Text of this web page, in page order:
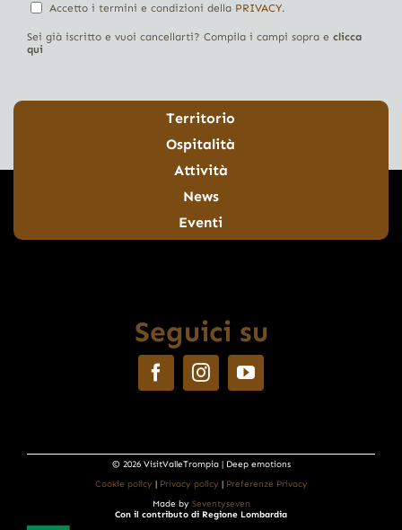
Accetto i termini e condizioni della PRIVACY.
Sei già iscritto e vuoi cancellarti? Compila i campi sopra e clicca
qui
Territorio
Ospitalità
Attività
News
Eventi
Seguici su
© 2026 VisitValleTrompia | Deep emotions
Cookie policy
Privacy policy
Preferenze Privacy
Made by Seventyseven
Con il contributo di Regione Lombardia